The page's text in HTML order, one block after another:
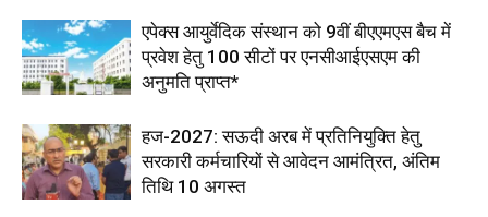
एपेक्स आयुर्वेदिक संस्थान को 9वीं बीएएमएस बैच में
प्रवेश हेतु 100 सीटों पर एनसीआईएसएम की
अनुमति प्राप्त*
हज-2027: सऊदी अरब में प्रतिनियुक्ति हेतु
सरकारी कर्मचारियों से आवेदन आमंत्रित, अंतिम
तिथि 10 अगस्त